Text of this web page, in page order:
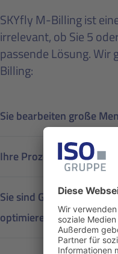
SKYfly M-Billing ist
irrelevant, ob Sie 5
passende Lösung. Wir
Billing:
Sie bearbeiten große
Ihre Prozesse sind
Sie sind Ground
optimieren?